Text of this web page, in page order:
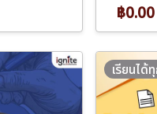
฿0.00
เรียนได้